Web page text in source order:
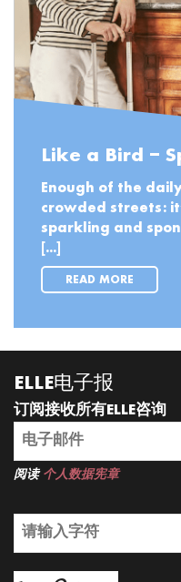
Like a Bird –
Enough of the
crowded streets:
sparkling and
[...]
READ MORE
ELLE电子报
订阅接收所有ELLE咨询
阅读 个人数据宪章